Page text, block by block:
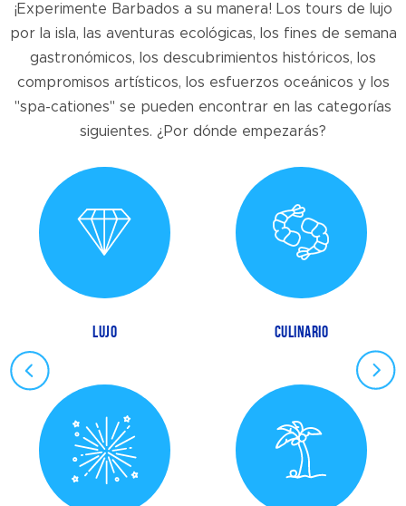
¡Experimente Barbados a su manera! Los tours de lujo
por la isla, las aventuras ecológicas, los fines de semana
gastronómicos, los descubrimientos históricos, los
compromisos artísticos, los esfuerzos oceánicos y los
"spa-cationes" se pueden encontrar en las categorías
siguientes. ¿Por dónde empezarás?
LUJO CULINARIO